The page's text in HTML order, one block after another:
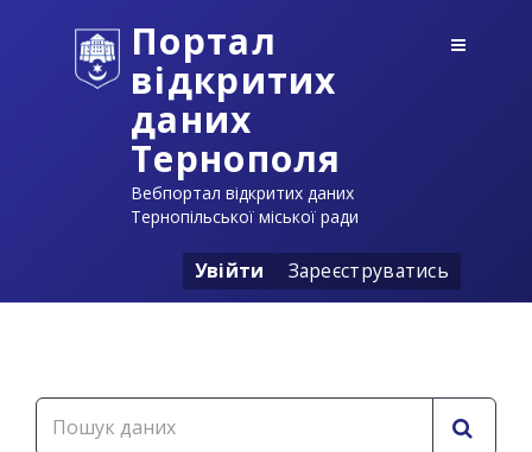
Портал
відкритих
даних
Тернополя
Вебпортал відкритих даних
Тернопільської міської ради
Увійти Зареєструватись